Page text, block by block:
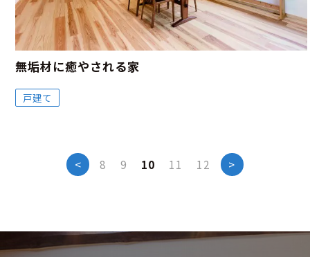
無垢材に癒やされる家
戸建て
< 8 9 10 11 12 >